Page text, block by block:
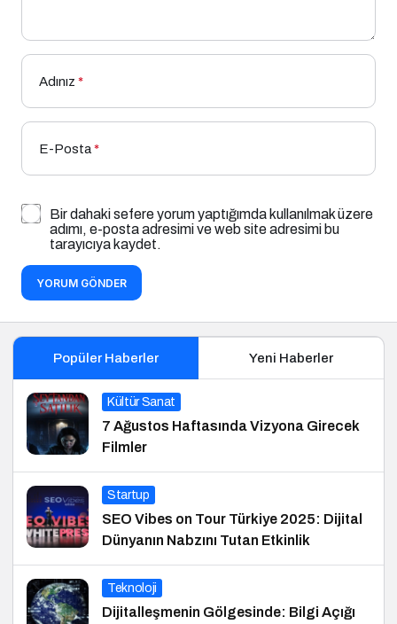
Adınız *
E-Posta*
Bir dahaki sefere yorum yaptığımda kullanılmak üzere
adımı, e-posta adresimi ve web site adresimi bu
tarayıcıya kaydet.
YORUM GÖNDER
Popüler Haberler Yeni Haberler
Kültür Sanat
7 Ağustos Haftasında Vizyona Girecek
Filmler
Startup
SEO Vibes on Tour Türkiye 2025: Dijital
Dünyanın Nabzını Tutan Etkinlik
Teknoloji
Dijitalleşmenin Gölgesinde: Bilgi Açığı